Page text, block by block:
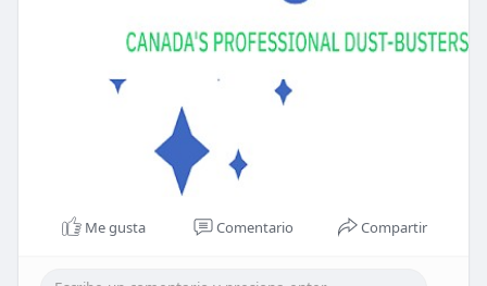
Me gusta Comentario Compartir